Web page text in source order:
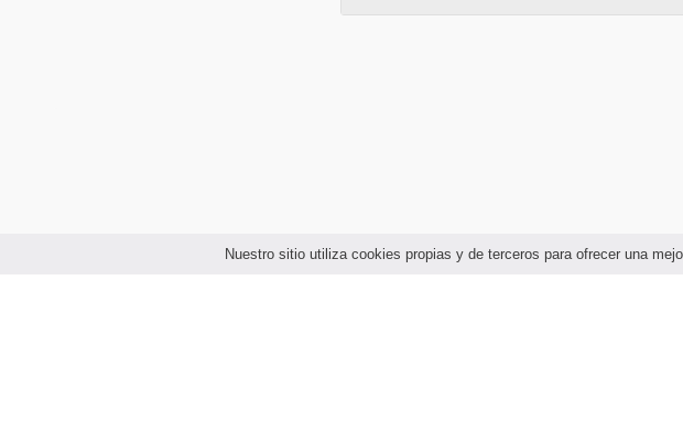
Nuestro sitio utiliza cookies propias y de terceros para ofrecer una